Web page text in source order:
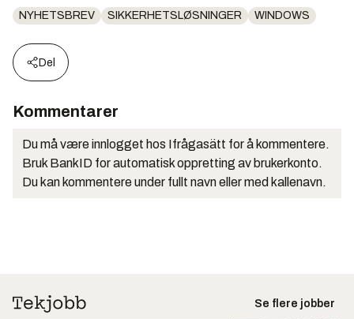
NYHETSBREV SIKKERHETSLØSNINGER WINDOWS
Del
Kommentarer
Du må være innlogget hos Ifrågasätt for å kommentere.
Bruk BankID for automatisk oppretting av brukerkonto.
Du kan kommentere under fullt navn eller med kallenavn.
Se flere jobber